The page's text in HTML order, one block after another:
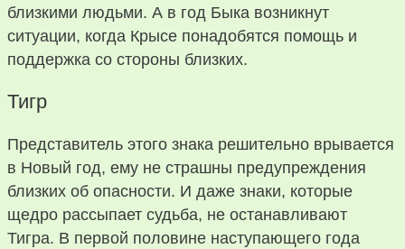
близкими людьми. А в год Быка возникнут
ситуации, когда Крысе понадобятся помощь и
поддержка со стороны близких.
Тигр
Представитель этого знака решительно врывается
в Новый год, ему не страшны предупреждения
близких об опасности. И даже знаки, которые
щедро рассыпает судьба, не останавливают
Тигра. В первой половине наступающего года